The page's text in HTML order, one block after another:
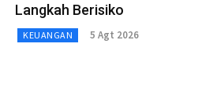
Langkah Berisiko
KEUANGAN 5 Agt 2026